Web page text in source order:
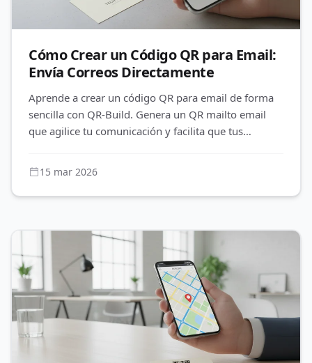
Cómo Crear un Código QR para Email:
Envía Correos Directamente
Aprende a crear un código QR para email de forma
sencilla con QR-Build. Genera un QR mailto email
que agilice tu comunicación y facilita que tus
15 mar 2026